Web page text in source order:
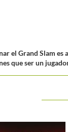
el Grand Slam es
que ser un